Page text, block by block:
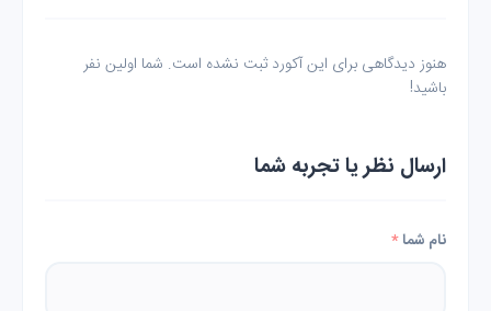
هنوز دیدگاهی برای این آکورد ثبت نشده است. شما اولین نفر
باشید!
ارسال نظر یا تجربه شما
نام شما*